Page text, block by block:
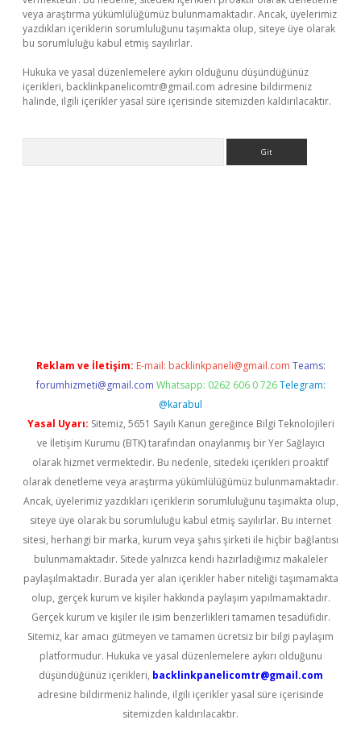
veya araştırma yükümlülüğümüz bulunmamaktadır. Ancak, üyelerimiz
yazdıkları içeriklerin sorumluluğunu taşımakta olup, siteye üye olarak
bu sorumluluğu kabul etmiş sayılırlar.
Hukuka ve yasal düzenlemelere aykırı olduğunu düşündüğünüz
içerikleri, backlinkpanelicomtr@gmail.com adresine bildirmeniz
halinde, ilgili içerikler yasal süre içerisinde sitemizden kaldırılacaktır.
Reklam ve İletişim: E-mail: backlinkpaneli@gmail.com Teams:
forumhizmeti@gmail.com Whatsapp: 0262 606 0 726 Telegram:
@karabul
Yasal Uyarı: Sitemiz, 5651 Sayılı Kanun gereğince Bilgi Teknolojileri
ve İletişim Kurumu (BTK) tarafından onaylanmış bir Yer Sağlayıcı
olarak hizmet vermektedir. Bu nedenle, sitedeki içerikleri proaktif
olarak denetleme veya araştırma yükümlülüğümüz bulunmamaktadır.
Ancak, üyelerimiz yazdıkları içeriklerin sorumluluğunu taşımakta olup,
siteye üye olarak bu sorumluluğu kabul etmiş sayılırlar. Bu internet
sitesi, herhangi bir marka, kurum veya şahıs şirketi ile hiçbir bağlantısı
bulunmamaktadır. Sitede yalnızca kendi hazırladığımız makaleler
paylaşılmaktadır. Burada yer alan içerikler haber niteliği taşımamakta
olup, gerçek kurum ve kişiler hakkında paylaşım yapılmamaktadır.
Gerçek kurum ve kişiler ile isim benzerlikleri tamamen tesadüfidir.
Sitemiz, kar amacı gütmeyen ve tamamen ücretsiz bir bilgi paylaşım
platformudur. Hukuka ve yasal düzenlemelere aykırı olduğunu
düşündüğünüz içerikleri, backlinkpanelicomtr@gmail.com
adresine bildirmeniz halinde, ilgili içerikler yasal süre içerisinde
sitemizden kaldırılacaktır.